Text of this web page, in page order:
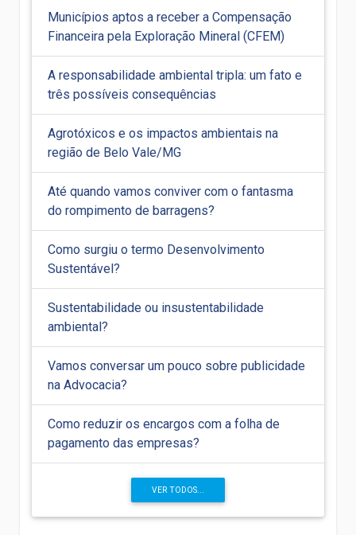
Municípios aptos a receber a Compensação
Financeira pela Exploração Mineral (CFEM)
A responsabilidade ambiental tripla: um fato e
três possíveis consequências
Agrotóxicos e os impactos ambientais na
região de Belo Vale/MG
Até quando vamos conviver com o fantasma
do rompimento de barragens?
Como surgiu o termo Desenvolvimento
Sustentável?
Sustentabilidade ou insustentabilidade
ambiental?
Vamos conversar um pouco sobre publicidade
na Advocacia?
Como reduzir os encargos com a folha de
pagamento das empresas?
VER TODOS...